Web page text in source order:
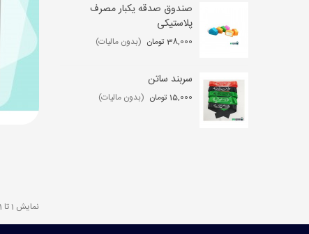
صندوق صدقه یکبار مصرف
پلاستیکی
38,000 تومان (بدون مالیات)
سربند ساتن
15,000 تومان (بدون مالیات)
نمایش 1 تا 1 از 1 مورد